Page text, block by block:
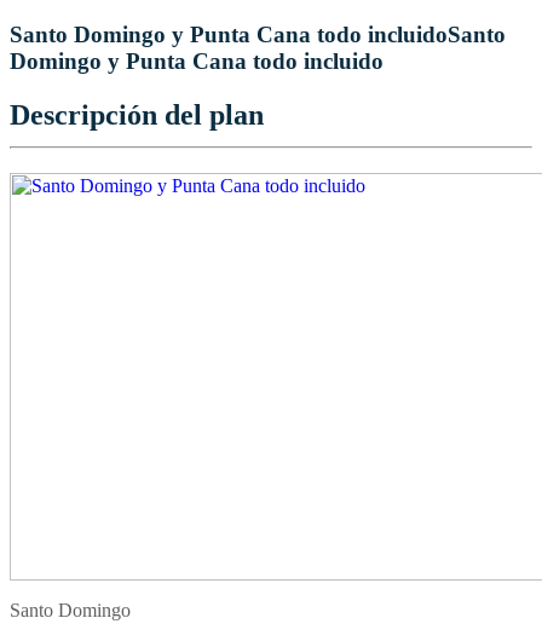
Santo Domingo y Punta Cana todo incluidoSanto
Domingo y Punta Cana todo incluido
Descripción del plan
Santo Domingo